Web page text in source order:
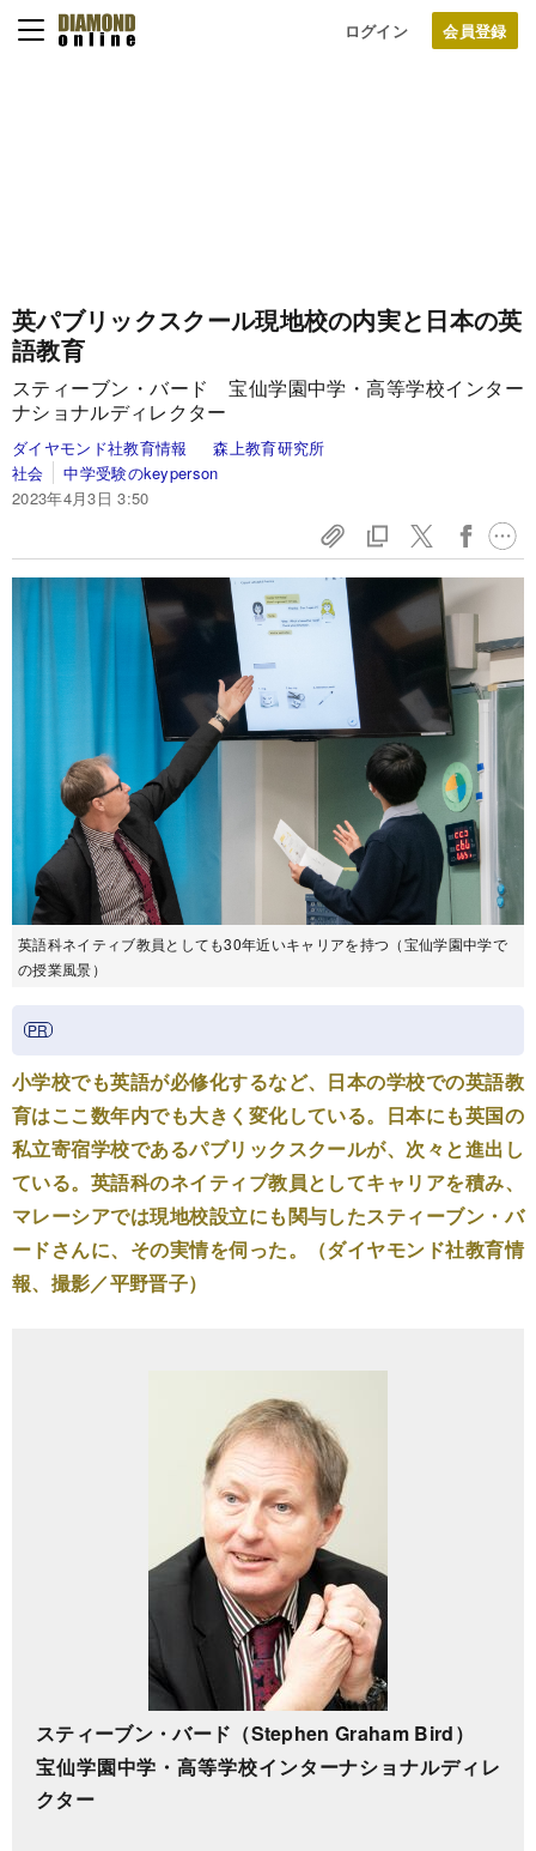
ログイン
英パブリックスクール現地校の内実と日本の英
語教育
スティーブン・バード 宝仙学園中学・高等学校インター
ナショナルディレクター
ダイヤモンド社教育情報
森上教育研究所
社会
中学受験のkeyperson
2023年4月3日 3:50
英語科ネイティブ教員としても30年近いキャリアを持つ（宝仙学園中学で
の授業風景）
小学校でも英語が必修化するなど、日本の学校での英語教
育はここ数年内でも大きく変化している。日本にも英国の
私立寄宿学校であるパブリックスクールが、次々と進出し
ている。英語科のネイティブ教員としてキャリアを積み、
マレーシアでは現地校設立にも関与したスティーブン・バ
ードさんに、その実情を伺った。（ダイヤモンド社教育情
報、撮影／平野晋子）
スティーブン・バード（Stephen Graham Bird）
宝仙学園中学・高等学校インターナショナルディレ
クター